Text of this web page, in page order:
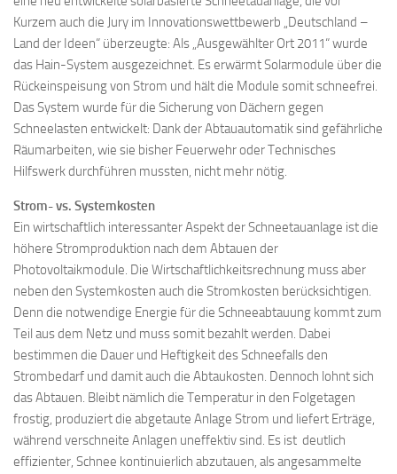
Kurzem auch die Jury im Innovationswettbewerb „Deutschland –
Land der Ideen“ überzeugte: Als „Ausgewählter Ort 2011“ wurde
das Hain-System ausgezeichnet. Es erwärmt Solarmodule über die
Rückeinspeisung von Strom und hält die Module somit schneefrei.
Das System wurde für die Sicherung von Dächern gegen
Schneelasten entwickelt: Dank der Abtauautomatik sind gefährliche
Räumarbeiten, wie sie bisher Feuerwehr oder Technisches
Hilfswerk durchführen mussten, nicht mehr nötig.
Strom- vs. Systemkosten
Ein wirtschaftlich interessanter Aspekt der Schneetauanlage ist die
höhere Stromproduktion nach dem Abtauen der
Photovoltaikmodule. Die Wirtschaftlichkeitsrechnung muss aber
neben den Systemkosten auch die Stromkosten berücksichtigen.
Denn die notwendige Energie für die Schneeabtauung kommt zum
Teil aus dem Netz und muss somit bezahlt werden. Dabei
bestimmen die Dauer und Heftigkeit des Schneefalls den
Strombedarf und damit auch die Abtaukosten. Dennoch lohnt sich
das Abtauen. Bleibt nämlich die Temperatur in den Folgetagen
frostig, produziert die abgetaute Anlage Strom und liefert Erträge,
während verschneite Anlagen uneffektiv sind. Es ist deutlich
effizienter, Schnee kontinuierlich abzutauen, als angesammelte